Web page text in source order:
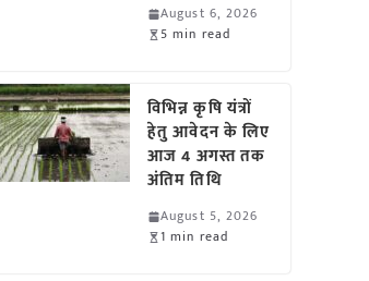
August 6, 2026
5 min read
विभिन्न कृषि यंत्रों
हेतु आवेदन के लिए
आज 4 अगस्त तक
अंतिम तिथि
August 5, 2026
1 min read